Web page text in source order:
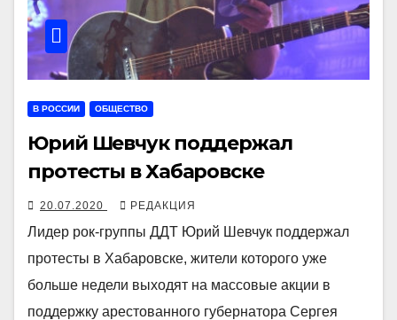
В РОССИИ ОБЩЕСТВО
Юрий Шевчук поддержал
протесты в Хабаровске
20.07.2020 РЕДАКЦИЯ
Лидер рок-группы ДДТ Юрий Шевчук поддержал
протесты в Хабаровске, жители которого уже
больше недели выходят на массовые акции в
поддержку арестованного губернатора Сергея